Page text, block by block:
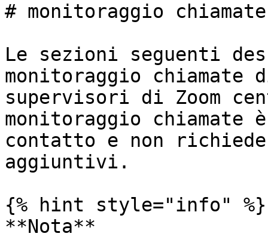
# monitoraggio chiamate
Le sezioni seguenti
monitoraggio
supervisori di Zoom
monitoraggio chiamate
contatto e non
aggiuntivi.
{% hint style="info" %}
**Nota**